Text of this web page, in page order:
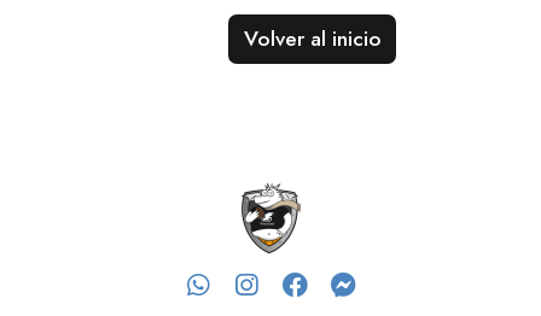
Volver al inicio